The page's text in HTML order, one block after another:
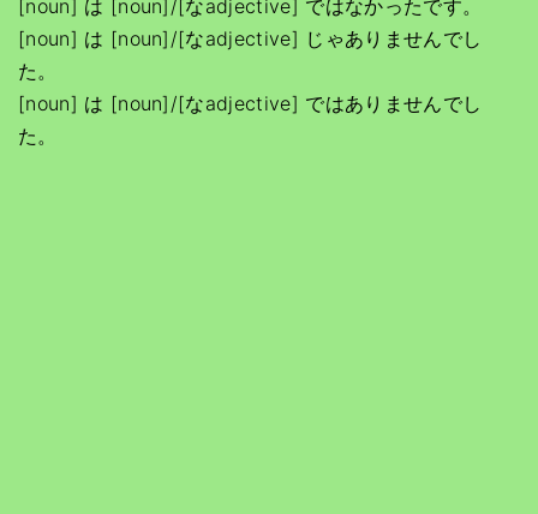
[noun] は [noun]/[なadjective] ではなかったです。
[noun] は [noun]/[なadjective] じゃありませんでし
た。
[noun] は [noun]/[なadjective] ではありませんでし
た。